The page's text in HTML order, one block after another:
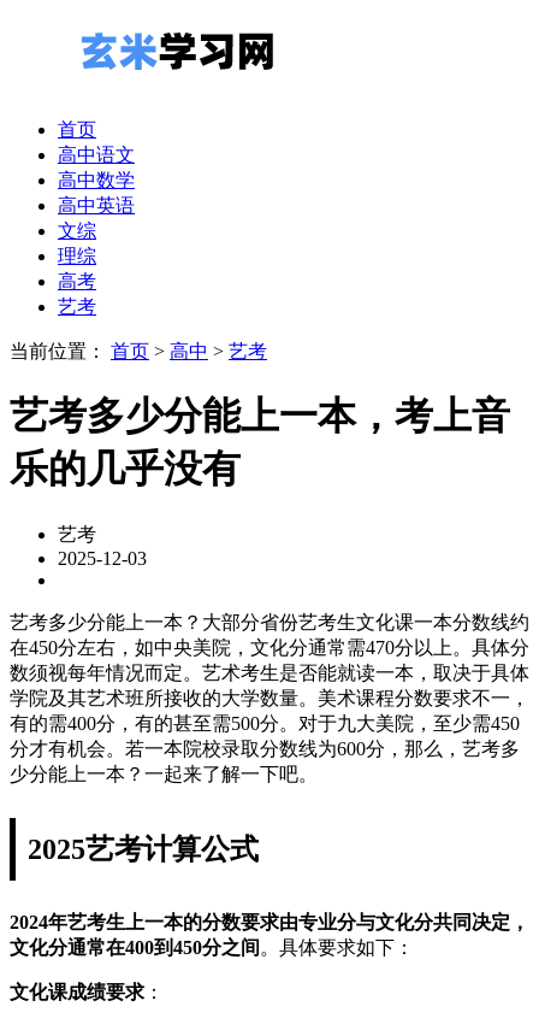
首页
高中语文
高中数学
高中英语
文综
理综
高考
艺考
当前位置： 首页 > 高中 > 艺考
艺考多少分能上一本，考上音
乐的几乎没有
艺考
2025-12-03
艺考多少分能上一本？大部分省份艺考生文化课一本分数线约
在450分左右，如中央美院，文化分通常需470分以上。具体分
数须视每年情况而定。艺术考生是否能就读一本，取决于具体
学院及其艺术班所接收的大学数量。美术课程分数要求不一，
有的需400分，有的甚至需500分。对于九大美院，至少需450
分才有机会。若一本院校录取分数线为600分，那么，艺考多
少分能上一本？一起来了解一下吧。
2025艺考计算公式
2024年艺考生上一本的分数要求由专业分与文化分共同决定，
文化分通常在400到450分之间 。具体要求如下：
文化课成绩要求 ：